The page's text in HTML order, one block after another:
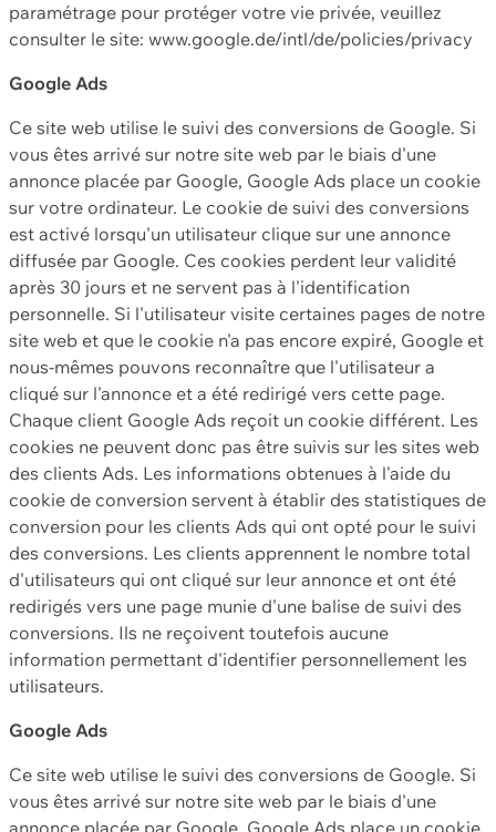
paramétrage pour protéger votre vie privée, veuillez
consulter le site: www.google.de/intl/de/policies/privacy
Google Ads
Ce site web utilise le suivi des conversions de Google. Si
vous êtes arrivé sur notre site web par le biais d'une
annonce placée par Google, Google Ads place un cookie
sur votre ordinateur. Le cookie de suivi des conversions
est activé lorsqu'un utilisateur clique sur une annonce
diffusée par Google. Ces cookies perdent leur validité
après 30 jours et ne servent pas à l'identification
personnelle. Si l'utilisateur visite certaines pages de notre
site web et que le cookie n'a pas encore expiré, Google et
nous-mêmes pouvons reconnaître que l'utilisateur a
cliqué sur l'annonce et a été redirigé vers cette page.
Chaque client Google Ads reçoit un cookie différent. Les
cookies ne peuvent donc pas être suivis sur les sites web
des clients Ads. Les informations obtenues à l'aide du
cookie de conversion servent à établir des statistiques de
conversion pour les clients Ads qui ont opté pour le suivi
des conversions. Les clients apprennent le nombre total
d'utilisateurs qui ont cliqué sur leur annonce et ont été
redirigés vers une page munie d'une balise de suivi des
conversions. Ils ne reçoivent toutefois aucune
information permettant d'identifier personnellement les
utilisateurs.
Google Ads
Ce site web utilise le suivi des conversions de Google. Si
vous êtes arrivé sur notre site web par le biais d'une